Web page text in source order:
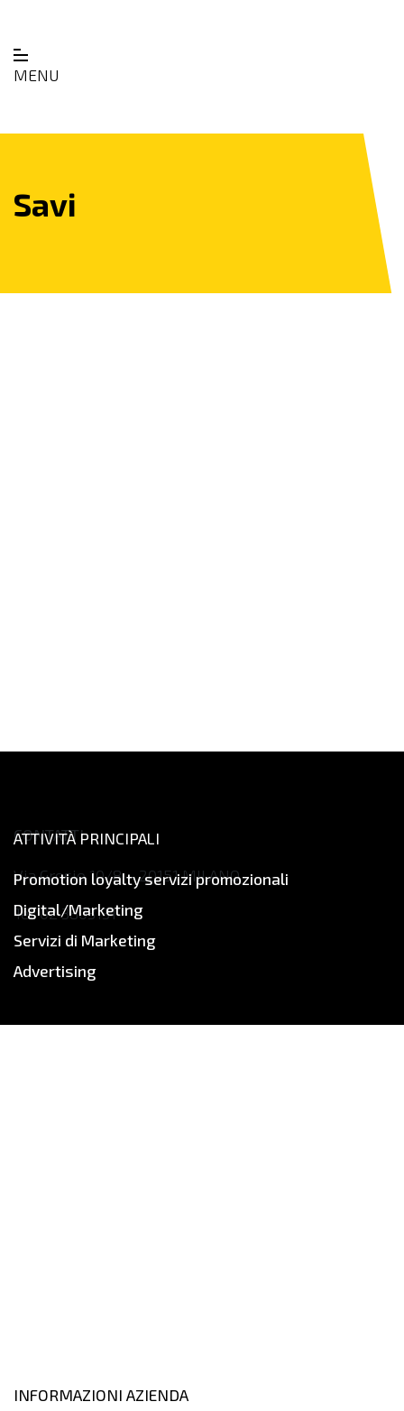
MENU
Savi
CONTATTI
Via Grosio 10/8 – 20151 MILANO
Tel: 02 3803131
info@saviitalia.it
www.saviitalia.it
ATTIVITÀ PRINCIPALI
Promotion loyalty servizi promozionali
Digital/Marketing
Servizi di Marketing
Advertising
INFORMAZIONI AZIENDA